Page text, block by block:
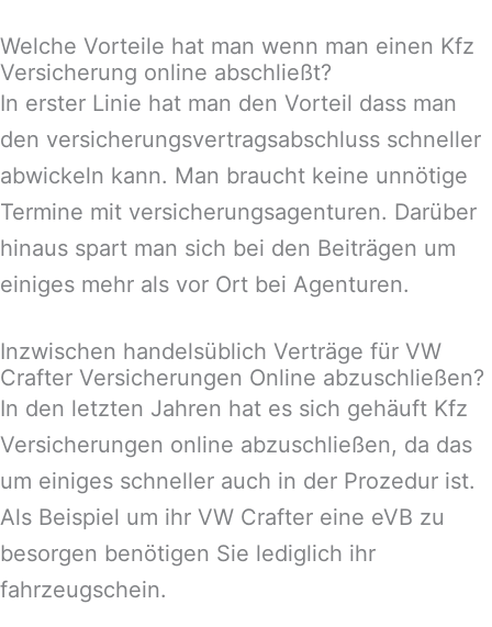
Welche Vorteile hat man wenn man einen Kfz
Versicherung online abschließt?
In erster Linie hat man den Vorteil dass man
den versicherungsvertragsabschluss schneller
abwickeln kann. Man braucht keine unnötige
Termine mit versicherungsagenturen. Darüber
hinaus spart man sich bei den Beiträgen um
einiges mehr als vor Ort bei Agenturen.
Inzwischen handelsüblich Verträge für VW
Crafter Versicherungen Online abzuschließen?
In den letzten Jahren hat es sich gehäuft Kfz
Versicherungen online abzuschließen, da das
um einiges schneller auch in der Prozedur ist.
Als Beispiel um ihr VW Crafter eine eVB zu
besorgen benötigen Sie lediglich ihr
fahrzeugschein.